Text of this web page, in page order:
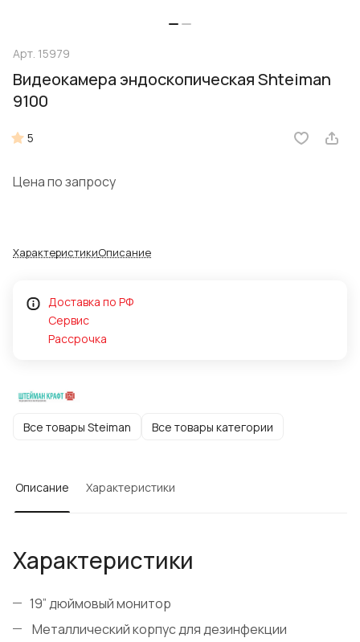
Арт. 15979
Видеокамера эндоскопическая Shteiman
9100
5
Цена по запросу
ХарактеристикиОписание
Доставка по РФ
Сервис
Рассрочка
Все товары Steiman Все товары категории
Описание Характеристики
Характеристики
19” дюймовый монитор
Металлический корпус для дезинфекции